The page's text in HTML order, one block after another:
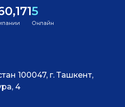
5
Онлайн
100047, г. Ташкент,
4